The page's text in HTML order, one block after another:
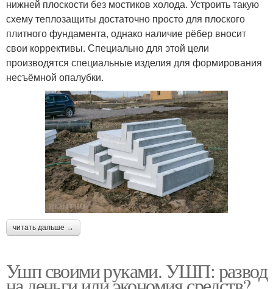
нижней плоскости без мостиков холода. Устроить такую
схему теплозащиты достаточно просто для плоского
плитного фундамента, однако наличие рёбер вносит
свои коррективы. Специально для этой цели
производятся специальные изделия для формирования
несъёмной опалубки.
читать дальше →
Ушп своими руками. УШП: развод